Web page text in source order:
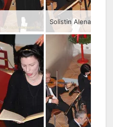
Solistin Alena-Maria